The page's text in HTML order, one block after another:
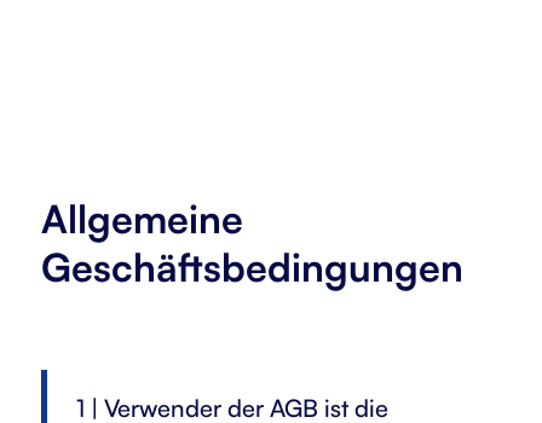
Allgemeine
Geschäftsbedingungen
1 | Verwender der AGB ist die